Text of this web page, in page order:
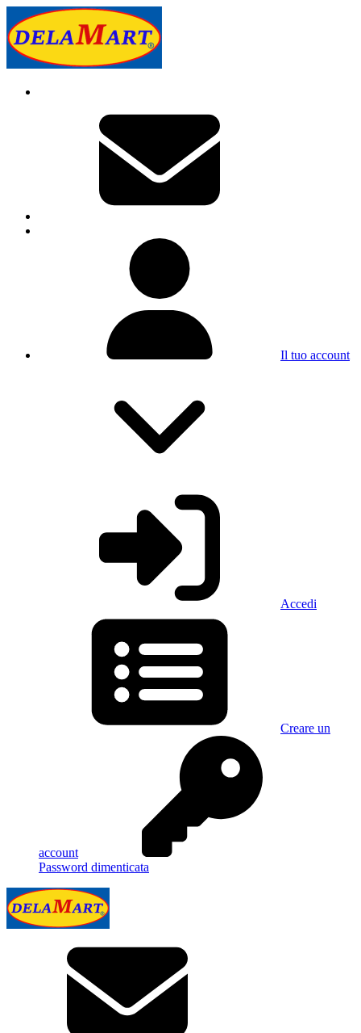
Il tuo account
Accedi
Creare un
account
Password dimenticata